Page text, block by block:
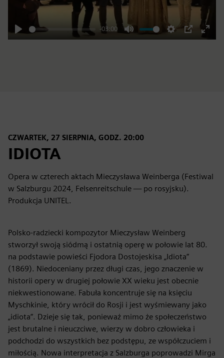
Play
-03:00
Mute Settings
PIP
Enter
CZWARTEK, 27 SIERPNIA, GODZ. 20:00
IDIOTA
Opera w czterech aktach Mieczysława Weinberga (Festiwal
w Salzburgu 2024, Felsenreitschule — po rosyjsku).
Produkcja UNITEL.
Polsko-radziecki kompozytor Mieczysław Weinberg
stworzył swoją siódmą i ostatnią operę w połowie lat 80.
na podstawie powieści Fjodora Dostojeskisa „Idiota”
(1869). Niedoceniany przez długi czas, jego znaczenie w
historii opery w drugiej połowie XX wieku jest obecnie
niekwestionowane. Fabuła koncentruje się na księciu
Myschkinie, który wrócił do Rosji i jest wyśmiewany jako
„idiota”. Dzieje się tak, ponieważ mimo że społeczeństwo
jest brutalne i nieuczciwe, wierzy w dobro człowieka i
podchodzi do wszystkich bez podstępu, ze współczuciem i
miłością. Nowa interpretacja z Salzburga poprowadzi Mirga